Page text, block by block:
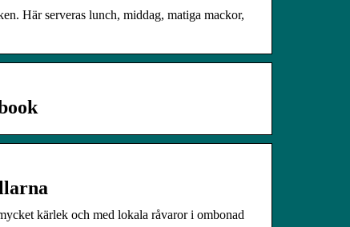
Här serveras lunch, middag, matiga mackor,
kärlek och med lokala råvaror i ombonad